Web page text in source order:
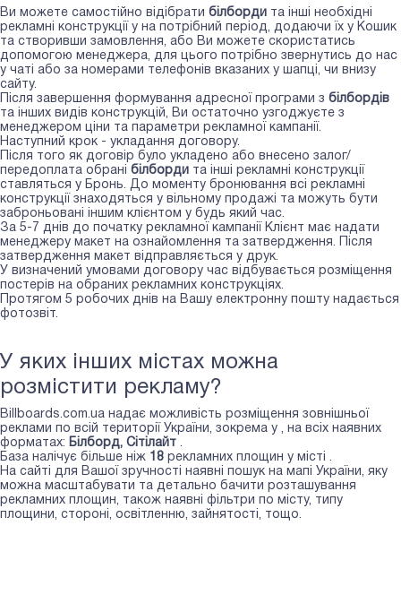
Ви можете самостійно відібрати білборди та інші необхідні
рекламні конструкції у на потрібний період, додаючи їх у Кошик
та створивши замовлення, або Ви можете скористатись
допомогою менеджера, для цього потрібно звернутись до нас
у чаті або за номерами телефонів вказаних у шапці, чи внизу
сайту.
Після завершення формування адресної програми з білбордів
та інших видів конструкцій, Ви остаточно узгоджуєте з
менеджером ціни та параметри рекламної кампанії.
Наступний крок - укладання договору.
Після того як договір було укладено або внесено залог/
передоплата обрані білборди та інші рекламні конструкції
ставляться у Бронь. До моменту бронювання всі рекламні
конструкції знаходяться у вільному продажі та можуть бути
заброньовані іншим клієнтом у будь який час.
За 5-7 днів до початку рекламної кампанії Клієнт має надати
менеджеру макет на ознайомлення та затвердження. Після
затвердження макет відправляється у друк.
У визначений умовами договору час відбувається розміщення
постерів на обраних рекламних конструкціях.
Протягом 5 робочих днів на Вашу електронну пошту надається
фотозвіт.
У яких інших містах можна
розмістити рекламу?
Billboards.com.ua надає можливість розміщення зовнішньої
реклами по всій території України, зокрема у , на всіх наявних
форматах: Білборд, Сiтiлайт .
База налічує більше ніж 18 рекламних площин у місті .
На сайті для Вашої зручності наявні пошук на мапі України, яку
можна масштабувати та детально бачити розташування
рекламних площин, також наявні фільтри по місту, типу
площини, стороні, освітленню, зайнятості, тощо.